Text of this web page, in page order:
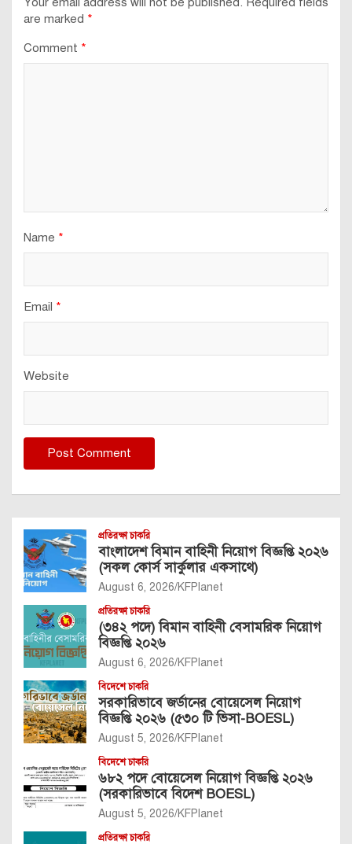
are marked *
Comment *
Name *
Email *
Website
প্রতিরক্ষা চাকরি
বাংলাদেশ বিমান বাহিনী নিয়োগ বিজ্ঞপ্তি ২০২৬
(সকল কোর্স সার্কুলার একসাথে)
August 6, 2026 KFPlanet
প্রতিরক্ষা চাকরি
(৩৪২ পদে) বিমান বাহিনী বেসামরিক নিয়োগ
বিজ্ঞপ্তি ২০২৬
August 6, 2026 KFPlanet
বিদেশে চাকরি
সরকারিভাবে জর্ডানের বোয়েসেল নিয়োগ
বিজ্ঞপ্তি ২০২৬ (৫৩০ টি ভিসা-BOESL)
August 5, 2026 KFPlanet
বিদেশে চাকরি
৬৮২ পদে বোয়েসেল নিয়োগ বিজ্ঞপ্তি ২০২৬
(সরকারিভাবে বিদেশ BOESL)
August 5, 2026 KFPlanet
প্রতিরক্ষা চাকরি